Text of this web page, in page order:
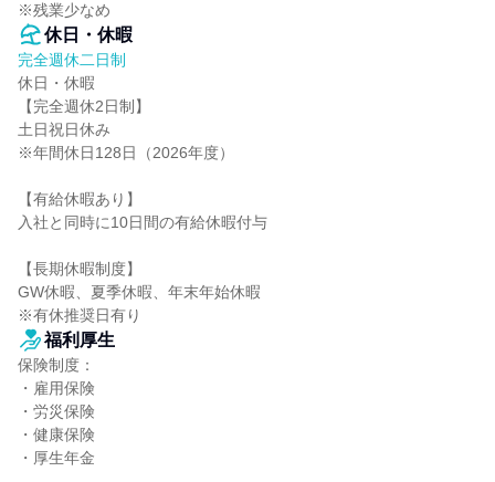
※残業少なめ
休日・休暇
完全週休二日制
休日・休暇
【完全週休2日制】
土日祝日休み
※年間休日128日（2026年度）
【有給休暇あり】
入社と同時に10日間の有給休暇付与
【長期休暇制度】
GW休暇、夏季休暇、年末年始休暇
※有休推奨日有り
福利厚生
保険制度：
・雇用保険
・労災保険
・健康保険
・厚生年金